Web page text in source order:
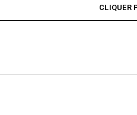
CLIQUER